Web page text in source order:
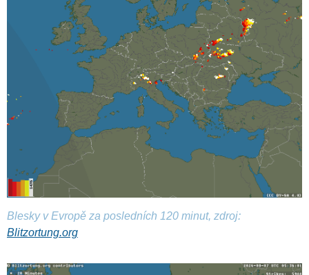
Blesky v Evropě za posledních 120 minut, zdroj:
Blitzortung.org